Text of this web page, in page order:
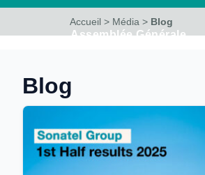
Assemblée Générale
Accueil > Média > Blog
Blog